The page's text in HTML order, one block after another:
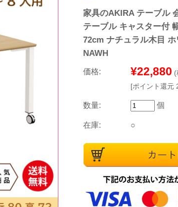
家具のAKIRA テーブル
テーブル キャスター付
72cm ナチュラル木目
NAWH
価格: ¥22,880
[ポイント還元
数量: 個
在庫: ○